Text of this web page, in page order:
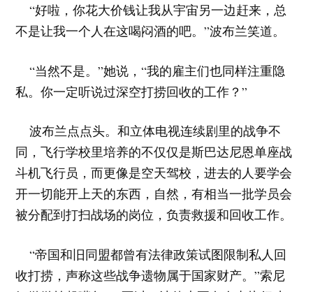
“好啦，你花大价钱让我从宇宙另一边赶来，总
不是让我一个人在这喝闷酒的吧。”波布兰笑道。
“当然不是。”她说，“我的雇主们也同样注重隐
私。你一定听说过深空打捞回收的工作？”
波布兰点点头。和立体电视连续剧里的战争不
同，飞行学校里培养的不仅仅是斯巴达尼恩单座战
斗机飞行员，而更像是空天驾校，进去的人要学会
开一切能开上天的东西，自然，有相当一批学员会
被分配到打扫战场的岗位，负责救援和回收工作。
“帝国和旧同盟都曾有法律政策试图限制私人回
收打捞，声称这些战争遗物属于国家财产。”索尼